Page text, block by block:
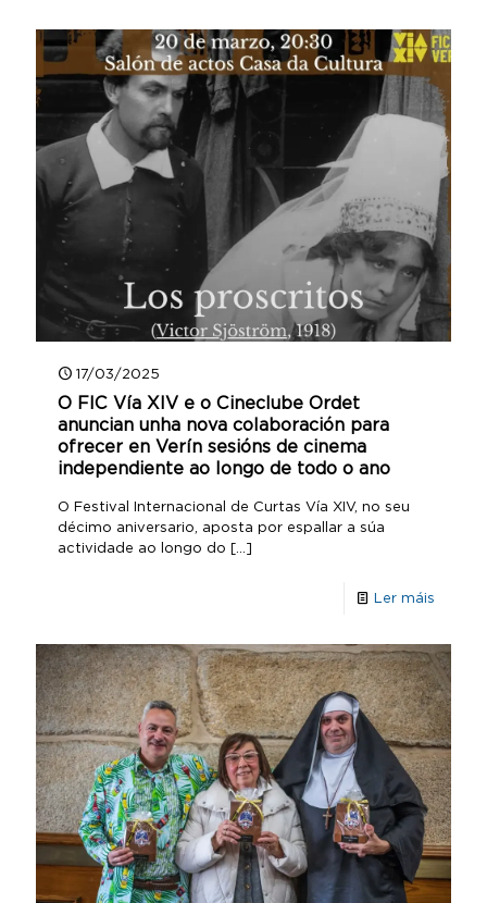
17/03/2025
O FIC Vía XIV e o Cineclube Ordet
anuncian unha nova colaboración para
ofrecer en Verín sesións de cinema
independiente ao longo de todo o ano
O Festival Internacional de Curtas Vía XIV, no seu
décimo aniversario, aposta por espallar a súa
actividade ao longo do […]
Ler máis